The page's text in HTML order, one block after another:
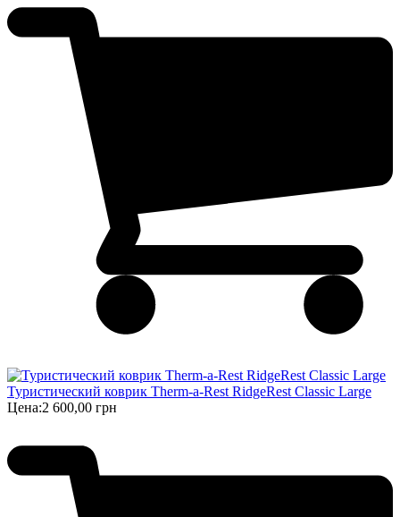
Туристический коврик Therm-a-Rest RidgeRest Classic Large
Цена:2 600,00 грн